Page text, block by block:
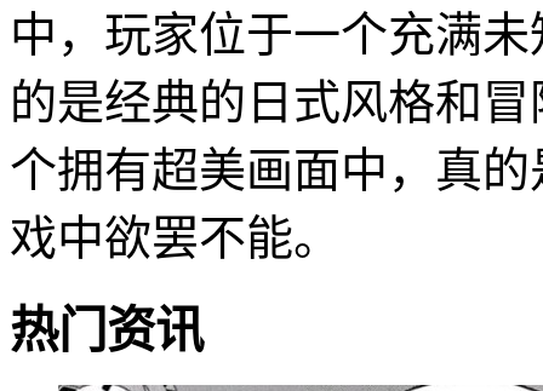
中，玩家位于一个充满
的是经典的日式风格和
个拥有超美画面中，真
戏中欲罢不能。
热门资讯